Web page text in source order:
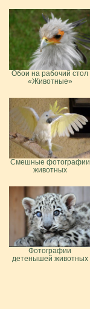
Обои на рабочий стол
«Животные»
Смешные фотографии
животных
Фотографии
детенышей животных